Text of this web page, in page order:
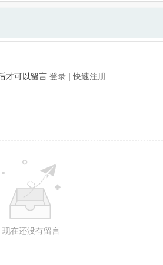
才可以留言 登录 |快速注册
现在还没有留言